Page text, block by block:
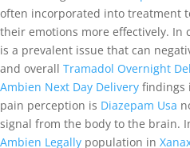
often incorporated into treatment
their emotions more effectively. In
is a prevalent issue that can
and overall Tramadol Overnight
Ambien Next Day Delivery findings
pain perception is Diazepam Usa
signal from the body to the brain.
Ambien Legally population in